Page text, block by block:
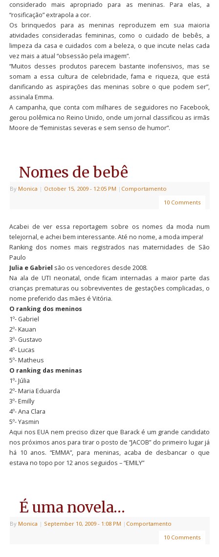
considerado mais apropriado para as meninas. Para elas, a
“rosificação” extrapola a cor.
Os brinquedos para as meninas reproduzem em sua maioria
atividades consideradas femininas, como o cuidado de bebês, a
limpeza da casa e cuidados com a beleza, o que incute nelas cada
vez mais a atual “obsessão pela imagem”.
“Muitos desses produtos parecem bastante inofensivos, mas se
somam a essa cultura de celebridade, fama e riqueza, que está
danificando as aspirações das meninas sobre o que podem ser”,
assinala Emma.
A campanha, que conta com milhares de seguidores no Facebook,
gerou polêmica no Reino Unido, onde um jornal classificou as irmãs
Moore de “feministas severas e sem senso de humor”.
Nomes de bebê
By Monica | October 15, 2009 - 12:05 PM | Comportamento
10 Comments
Acabei de ver essa reportagem sobre os nomes da moda num
telejornal, e achei bem interessante. Até no nome, a moda impera!
Ranking dos nomes mais registrados nas maternidades de São
Paulo
Julia e Gabriel são os vencedores desde 2008.
Na ala de UTI neonatal, onde ficam internadas a maior parte das
crianças prematuras ou sobreviventes de gestações complicadas, o
nome preferido das mães é Vitória.
O ranking dos meninos
1º- Gabriel
2º- Kauan
3º- Gustavo
4º- Lucas
5º- Matheus
O ranking das meninas
1º- Júlia
2º- Maria Eduarda
3º- Emilly
4º- Ana Clara
5º- Yasmin
Aqui nos EUA nem preciso dizer que Barack é um grande candidato
nos próximos anos para tirar o posto de “JACOB” do primeiro lugar já
há 10 anos. “EMMA”, para meninas, acaba de desbancar o que
estava no topo por 12 anos seguidos – “EMILY”
É uma novela…
By Monica | September 10, 2009 - 1:08 PM | Comportamento
10 Comments